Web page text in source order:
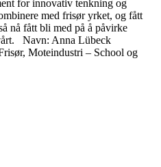
for innovativ tenkning og
med frisør yrket, og fått
nå fått bli med på å påvirke
Navn: Anna Lübeck
Moteindustri – School og